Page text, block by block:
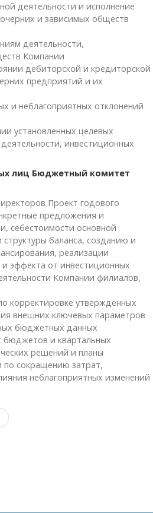
деятельности и исполнение
и зависимых обществ
деятельности,
Компании
дебиторской и кредиторской
предприятий и их
и неблагоприятных отклонений
установленных целевых
инвестиционных
лиц Бюджетный комитет
Проект годового
предложения и
себестоимости основной
баланса, созданию и
реализации
эффекта от инвестиционных
Компании филиалов,
корректировке утвержденных
внешних ключевых параметров
бюджетных данных
бюджетов и квартальных
решений и планы
по сокращению затрат,
неблагоприятных изменений